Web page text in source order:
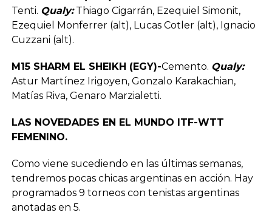
Tenti. Qualy:Thiago Cigarrán, Ezequiel Simonit,
Ezequiel Monferrer (alt), Lucas Cotler (alt), Ignacio
Cuzzani (alt).
M15 SHARM EL SHEIKH (EGY)-Cemento. Qualy:
Astur Martínez Irigoyen, Gonzalo Karakachian,
Matías Riva, Genaro Marzialetti.
LAS NOVEDADES EN EL MUNDO ITF-WTT
FEMENINO.
Como viene sucediendo en las últimas semanas,
tendremos pocas chicas argentinas en acción. Hay
programados 9 torneos con tenistas argentinas
anotadas en 5.